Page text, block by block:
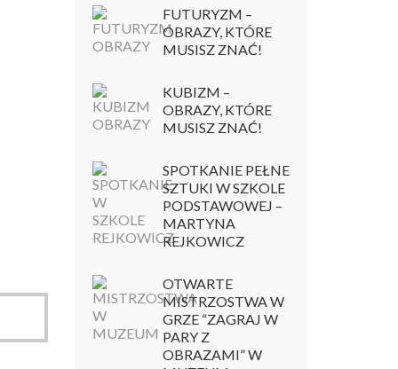
FUTURYZM –
OBRAZY, KTÓRE
MUSISZ ZNAĆ!
KUBIZM –
OBRAZY, KTÓRE
MUSISZ ZNAĆ!
SPOTKANIE PEŁNE
SZTUKI W SZKOLE
PODSTAWOWEJ –
MARTYNA
REJKOWICZ
OTWARTE
MISTRZOSTWA W
GRZE “ZAGRAJ W
PARY Z
OBRAZAMI” W